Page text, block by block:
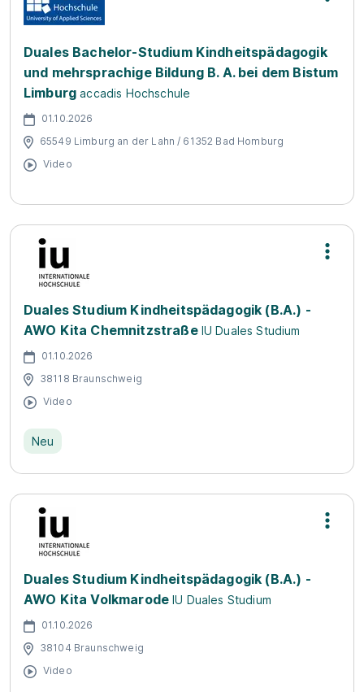
Duales Bachelor-Studium Kindheitspädagogik
und mehrsprachige Bildung B. A. bei dem Bistum
Limburg accadis Hochschule
01.10.2026
65549 Limburg an der Lahn / 61352 Bad Homburg
Video
Duales Studium Kindheitspädagogik (B.A.) -
AWO Kita Chemnitzstraße IU Duales Studium
01.10.2026
38118 Braunschweig
Video
Neu
Duales Studium Kindheitspädagogik (B.A.) -
AWO Kita VolkmarodeIU Duales Studium
01.10.2026
38104 Braunschweig
Video